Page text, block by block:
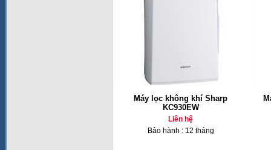
Máy lọc không khí Sharp
KC930EW
Liên hệ
Bảo hành : 12 tháng